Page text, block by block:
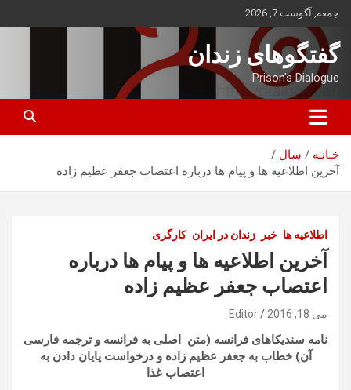
بروید
جمعه, آگوست 7, 2026
گفتگوهای زندان
Prison's Dialogue
خـانـه
سال
آخرین اطلاعیه ها و پیام ها درباره اعتصاب جعفر عظیم زاده
اطلاعیه ها خبر زندان در ایران کارگری
آخرین اطلاعیه ها و پیام ها درباره
اعتصاب جعفر عظیم زاده
می 18, 2016 Editor
نامه سندیکاهای فرانسه (متن اصلی به فرانسه و ترجمه فارسی
آن) خطاب به جعفر عظیم زاده و درخواست پایان دادن به
اعتصاب غذا